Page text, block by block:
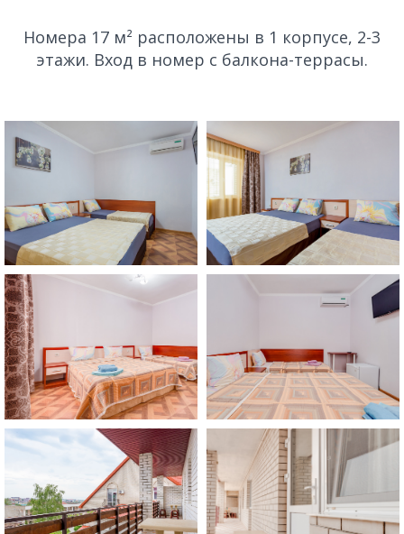
Номера 17 м² расположены в 1 корпусе, 2-3
этажи. Вход в номер с балкона-террасы.